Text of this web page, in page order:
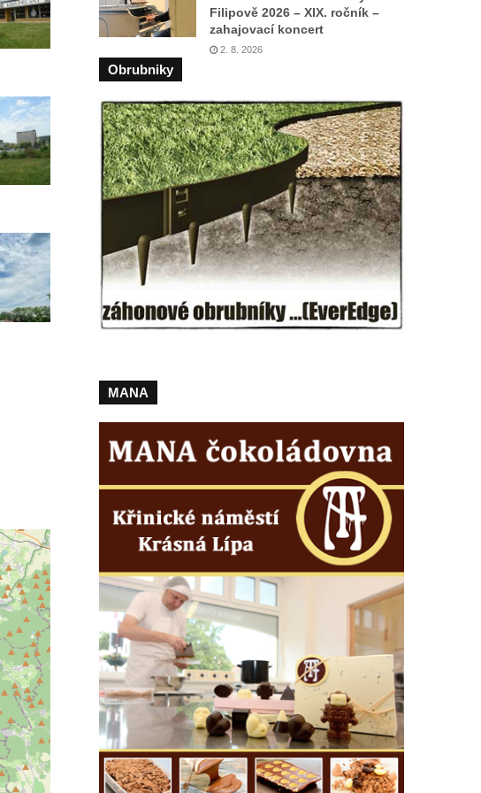
Filipově 2026 – XIX. ročník –
zahajovací koncert
2. 8. 2026
Obrubniky
MANA